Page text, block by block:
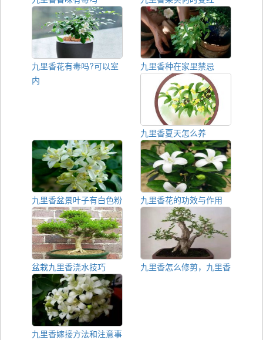
九里香花有毒吗?可以室
内
九里香种在家里禁忌
九里香夏天怎么养
九里香盆景叶子有白色粉 九里香花的功效与作用
盆栽九里香浇水技巧 九里香怎么修剪，九里香
九里香嫁接方法和注意事